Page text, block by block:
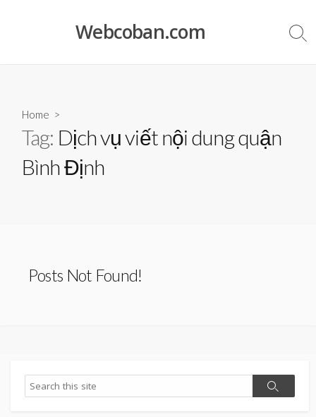
Webcoban.com
Home >
Tag: Dịch vụ viết nội dung quận
Bình Định
Posts Not Found!
Search
Search